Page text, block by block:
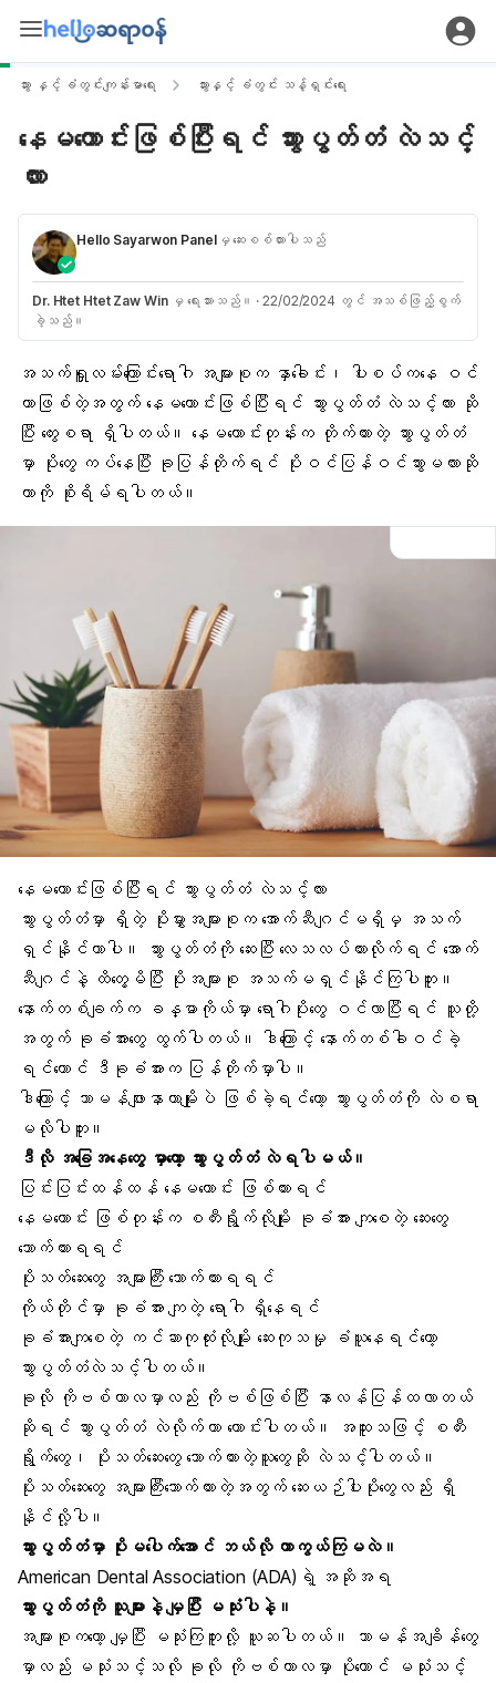
သွား နှင့် ခံတွင်းကျန်းမာရေး သွားနှင့် ခံတွင်း သန့်ရှင်းရေး
နေမကောင်းဖြစ်ပြီးရင် သွားပွတ်တံ လဲသင့်
လား
Hello Sayarwon Panelမှ ဆေးစစ်ထားပါသည်
Dr. Htet Htet Zaw Winမှ ရေးသားသည်။ · 22/02/2024 တွင် အသစ်ဖြည့်စွက်
ခဲ့သည်။
အသက်ရှူလမ်းကြောင်းရောဂါ အများစုက နှာခေါင်း၊ ပါးစပ်ကနေ ဝင်
တာဖြစ်တဲ့အတွက် နေမကောင်းဖြစ်ပြီးရင် သွားပွတ်တံ လဲသင့်လား ဆို
ပြီး တွေးစရာ ရှိပါတယ်။ နေမကောင်းတုန်းက တိုက်ထားတဲ့ သွားပွတ်တံ
မှာ ပိုးတွေ ကပ်နေပြီး ခုပြန်တိုက်ရင် ပိုးဝင်ပြန်ဝင်သွားမလားဆို
တာကို စိုးရိမ်ရပါတယ်။
နေမကောင်းဖြစ်ပြီးရင် သွားပွတ်တံ လဲသင့်လား
သွားပွတ်တံမှာ ရှိတဲ့ ပိုးမွှားအများစုက အောက်ဆီဂျင်မရှိမှ အသက်
ရှင်နိုင်တာပါ။ သွားပွတ်တံကို ဆေးပြီး လေသလပ်ထားလိုက်ရင် အောက်
ဆီဂျင်နဲ့ ထိတွေ့မိပြီး ပိုးအများစု အသက်မရှင်နိုင်ကြပါဘူး။
နောက်တစ်ချက်က ခန္ဓာကိုယ်မှာ ရောဂါပိုးတွေ ဝင်လာပြီးရင် သူတို့
အတွက်ခုခံအားတွေ ထွက်ပါတယ်။ ဒါကြောင့် နောက်တစ်ခါဝင်ခဲ့
ရင်တောင် ဒီခုခံအားက ပြန်တိုက်မှာပါ။
ဒါကြောင့် သာမန်ဖျားနာတာမျိုးပဲ ဖြစ်ခဲ့ရင်တော့ သွားပွတ်တံကို လဲစရာ
မလိုပါဘူး။
ဒီလို အခြေအနေတွေ မှာတော့ သွားပွတ်တံ လဲရပါမယ်။
ပြင်းပြင်းထန်ထန် နေမကောင်း ဖြစ်ထားရင်
နေမကောင်း ဖြစ်တုန်းက စတီးရွိုက်လိုမျိုး ခုခံအား ကျစေတဲ့ ဆေးတွေ
သောက်ထားရရင်
ပိုးသတ်ဆေးတွေ အများကြီး သောက်ထားရရင်
ကိုယ်တိုင်မှာ ခုခံအား ကျတဲ့ ရောဂါ ရှိနေရင်
ခုခံအားကျစေတဲ့ ကင်ဆာကုထုံးလိုမျိုး ဆေးကုသမှု ခံယူနေရင်တော့
သွားပွတ်တံလဲသင့်ပါတယ်။
ခုလို ကိုဗစ်ကာလမှာလည်း ကိုဗစ် ဖြစ်ပြီး နာလန်ပြန်ထလာတယ်
ဆိုရင် သွားပွတ်တံ လဲလိုက်တာ ကောင်းပါတယ်။ အထူးသဖြင့် စတီး
ရွိုက်တွေ၊ ပိုးသတ်ဆေးတွေ သောက်ထားတဲ့သူတွေဆို လဲသင့်ပါတယ်။
ပိုးသတ်ဆေးတွေ အများကြီးသောက်ထားတဲ့အတွက် ဆေးယဉ်ပါးပိုးတွေလည်း ရှိ
နိုင်လို့ပါ။
သွားပွတ်တံမှာ ပိုးမပေါက်အောင် ဘယ်လို ကာကွယ်ကြမလဲ။
American Dental Association (ADA)ရဲ့ အဆိုအရ
သွားပွတ်တံကို သူများနဲ့ မျှပြီး မသုံးပါနဲ့။
အများစုကတော့ မျှပြီး မသုံးကြဘူးလို့ ယူဆပါတယ်။ သာမန်အချိန်တွေ
မှာလည်း မသုံးသင့်သလို ခုလို ကိုဗစ်ကာလမှာ ပိုတောင် မသုံးသင့်